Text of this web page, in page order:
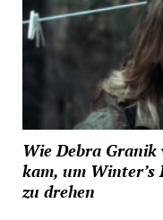
Wie Debra Granik
kam, um Winter’s
zu drehen